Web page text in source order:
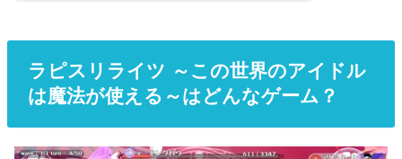
ラピスリライツ ～この世界のアイドル
は魔法が使える～はどんなゲーム？